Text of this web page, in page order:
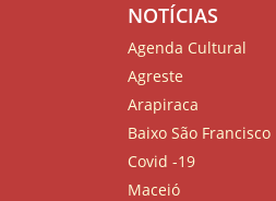
NOTÍCIAS
Agenda Cultural
Agreste
Arapiraca
Baixo São Francisco
Covid -19
Maceió